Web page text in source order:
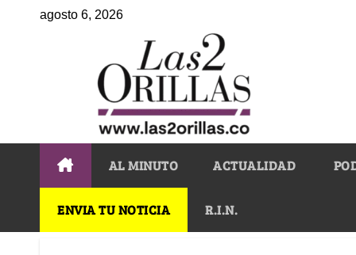
agosto 6, 2026
AL MINUTO ACTUALIDAD
ENVIA TU NOTICIA R.I.N.